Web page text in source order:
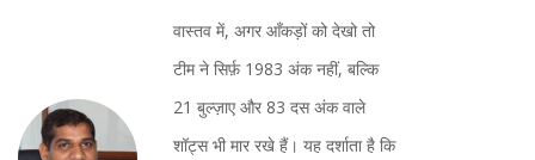
वास्तव में, अगर आँकड़ों को देखो तो
टीम ने सिर्फ़ 1983 अंक नहीं, बल्कि
21 बुल्ज़ाए और 83 दस अंक वाले
शॉट्स भी मार रखे हैं। यह दर्शाता है कि